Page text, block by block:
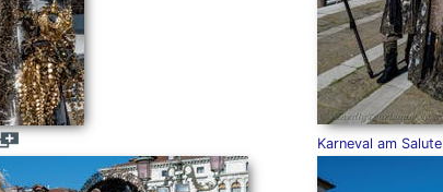
Karneval am Salute